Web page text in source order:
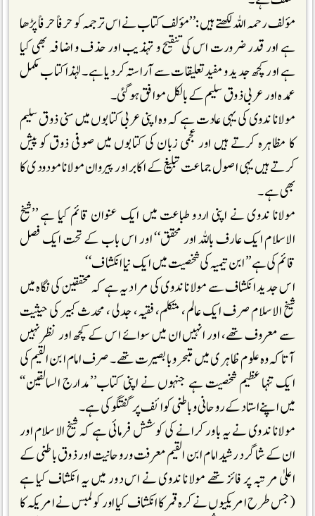
مؤلف رحمہ اللہ لکھتے ہیں :’’مؤلف کتاب نے اس ترجمہ کو حرفاً حرفاً پڑھا
ہے اور قدر ضرورت اس کی تنقیح و تہذیب اور حذف و اضافہ بھی کیا
ہے اور کچھ جدید و مفید تعلیقات سے آراستہ کردیا ہے ۔لہٰذا کتاب مکمل
عمدہ اور عربی ذوق سلیم کے بالکل موافق ہوگئی۔
مولانا ندوی کی یہی عادت ہے کہ وہ اپنی عربی کتابوں میں سنی ذوق سلیم
کا مظاہرہ کرتے ہیں اور عجمی زبان کی کتابوں میں صوفی ذوق کو پیش
کرتے ہیں یہی اصول جماعت تبلیغ کے اکابر اور پیروان مولانا مودودی کا
بھی ہے۔
مولانا ندوی نے اپنی اردو طباعت میں ایک عنوان قائم کیا ہے ’’شیخ
الاسلام ایک عارف باللہ اور محقق‘‘ اور اس باب کے تحت ایک فصل
قائم کی ہے’’ابن تیمیہ کی شخصیت میں ایک نیا انکشاف‘‘
اس جدید انکشاف سے مولانا ندوی کی مراد یہ ہے کہ محققین کی نگاہ میں
شیخ الاسلام صرف ایک عالم، متکلم، فقیہ، جدلی ، محدث کبیر کی حیثیت
سے معروف تھے، اور انہیں ان میں سوائے اس کے کچھ اور نظر نہیں
آتا کہ وہ علوم ظاہری میں متبحر و با بصیرت تھے ۔صرف امام ابن القیم کی
ایک تنہا عظیم شخصیت ہے جنہوں نے اپنی کتاب’’مدارج السالقین‘‘
میں اپنے استاد کے روحانی و باطنی کوائف پر گفتگو کی ہے۔
مولانا ندوی نے یہ باور کرانے کی کوشش فرمائی ہے کہ شیخ الاسلام اور
ان کے شاگرد رشید امام ابن القیم معرفت و روحانیت اور ذوق باطنی کے
اعلیٰ مرتبہ پر فائز تھے مولانا ندوی نے اس دور میں یہ انکشاف کیا ہے
(جس طرح امریکیوں نے کرہ قمر کا انکشاف کیا اور کولمبس نے امریکہ کا